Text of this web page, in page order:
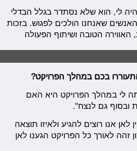
לי, הוא שלא נסתדר בגלל הבדלי
שאנחנו הולכים לפגוש. בזכות
הטובה ושיתוף הפעולה
בכם במהלך הפרויקט?
במהלך הפרויקט היא האם
ובסוף גם לנצח".
לאן אנו רוצים להגיע ולאיזו תוצאה
זהה לאורך כל הפרויקט הגענו לאן